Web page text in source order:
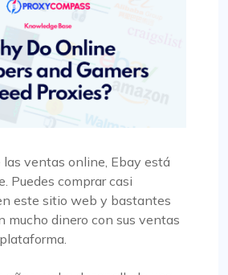
las ventas online, Ebay está
Puedes comprar casi
este sitio web y bastantes
mucho dinero con sus ventas